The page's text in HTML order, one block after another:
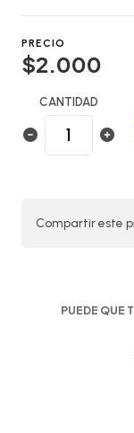
PRECIO
$2.000
CANTIDAD
Compartir este
PUEDE QUE